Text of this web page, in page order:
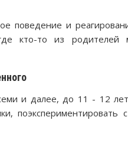
поведение и
кто-то из родителей
и далее, до 11 - 12
поэкспериментировать